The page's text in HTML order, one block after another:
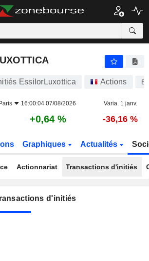
EssilorLuxottica Actions EL
16:00:04 07/08/2026 Varia. 1 janv.
+0,64 % -36,16 %
Graphiques Actualités
Actionnariat Transactions d'initiés
d'initiés